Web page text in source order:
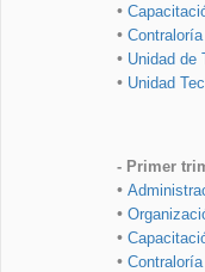
•
•
• Unidad de
• Unidad
- Primer
•
•
•
•